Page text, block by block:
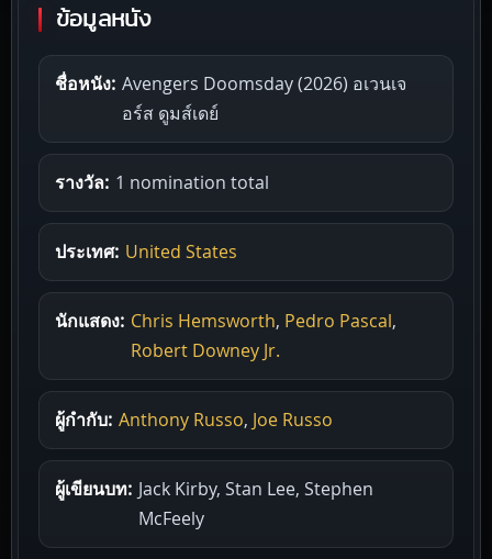
ข้อมูลหนัง
ชื่อหนัง: Avengers Doomsday (2026) อเวนเจ
อร์ส ดูมส์เดย์
รางวัล: 1 nomination total
ประเทศ: United States
นักแสดง: Chris Hemsworth, Pedro Pascal,
Robert Downey Jr.
ผู้กำกับ: Anthony Russo, Joe Russo
ผู้เขียนบท: Jack Kirby, Stan Lee, Stephen
McFeely